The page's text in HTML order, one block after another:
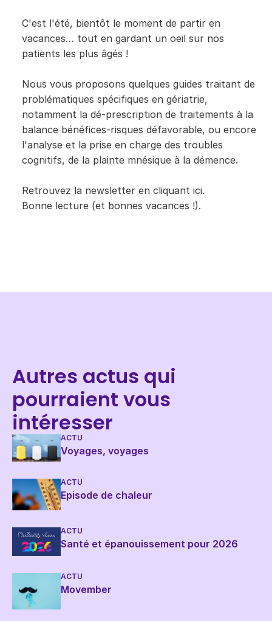
C'est l'été, bientôt le moment de partir en
vacances… tout en gardant un oeil sur nos
patients les plus âgés !
Nous vous proposons quelques guides traitant de
problématiques spécifiques en gériatrie,
notamment la dé-prescription de traitements à la
balance bénéfices-risques défavorable, ou encore
l'analyse et la prise en charge des troubles
cognitifs, de la plainte mnésique à la démence.
Retrouvez la newsletter en cliquant ici​.
Bonne lecture (et bonnes vacances !).
Autres actus qui
pourraient vous
intéresser
ACTU
Voyages, voyages
ACTU
Episode de chaleur
ACTU
Santé et épanouissement pour 2026
ACTU
Movember